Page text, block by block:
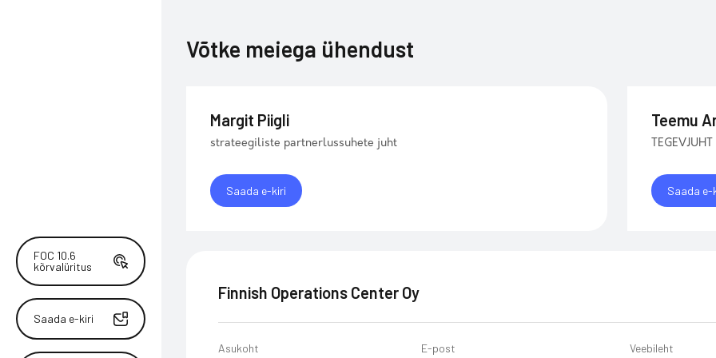
FOC 10.6
kõrvalüritus
Saada e-kiri
Võtke meiega ühendust
Margit Piigli
strateegiliste partnerlussuhete juht
Saada e-kiri
Teemu
TEGEVJUHT
Saada e-
Finnish Operations Center Oy
Asukoht E-post Veebileht